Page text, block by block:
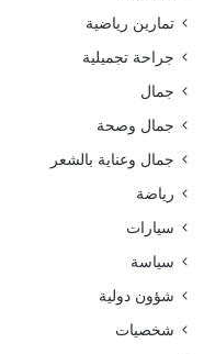
تمارين رياضية
جراحة تجميلية
جمال
جمال وصحة
جمال وعناية بالشعر
رياضة
سيارات
سياسة
شؤون دولية
شخصيات